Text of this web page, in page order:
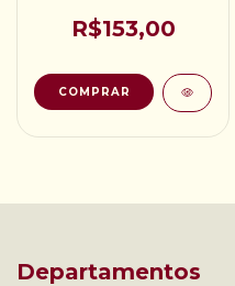
R$153,00
COMPRAR
Departamentos